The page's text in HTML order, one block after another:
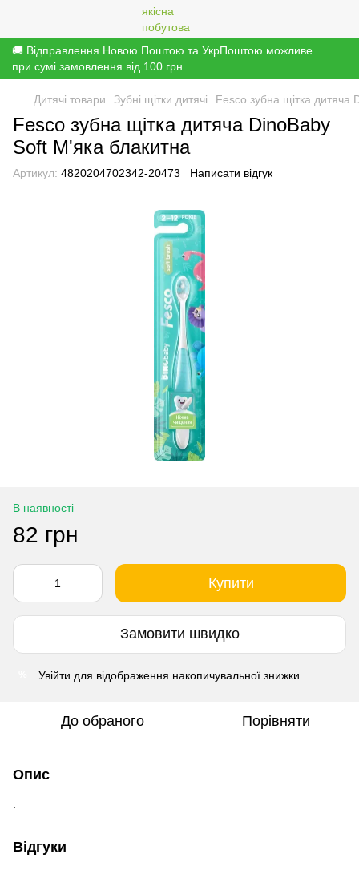
🚚 Відправлення Новою Поштою та УкрПоштою можливе
при сумі замовлення від 100 грн.
Дитячі товари Зубні щітки дитячі Fesco зубна щітка дитяча
Fesco зубна щітка дитяча DinoBaby
Soft М'яка блакитна
Артикул: 4820204702342-20473 Написати відгук
В наявності
82 грн
Купити
Замовити швидко
Увійти для відображення накопичувальної знижки
До обраного Порівняти
Опис
Відгуки